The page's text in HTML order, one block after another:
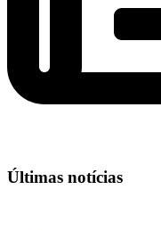
Últimas notícias